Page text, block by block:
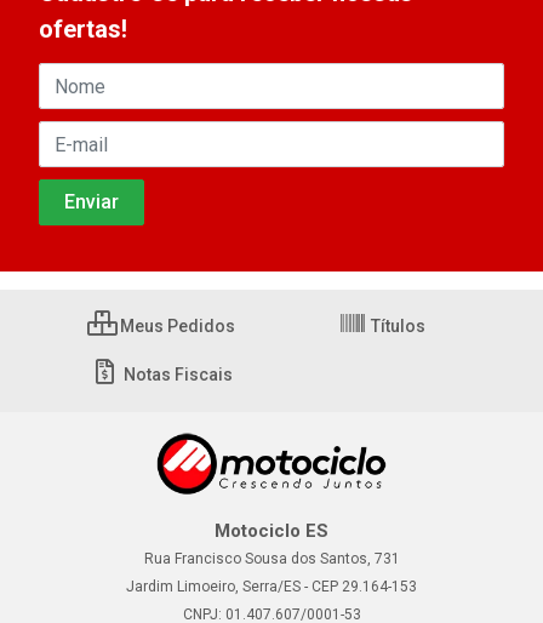
ofertas!
Meus Pedidos Títulos
Notas Fiscais
Motociclo ES
Rua Francisco Sousa dos Santos, 731
Jardim Limoeiro, Serra/ES - CEP 29.164-153
CNPJ: 01.407.607/0001-53